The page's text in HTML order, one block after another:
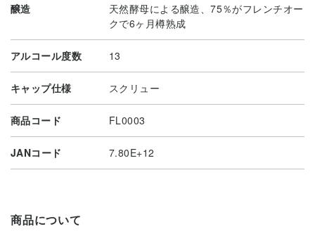
醸造
天然酵母による醸造、75％がフレンチオー
クで6ヶ月樽熟成
アルコール度数 13
キャップ仕様 スクリュー
商品コード FL0003
JANコード 7.80E+12
商品について